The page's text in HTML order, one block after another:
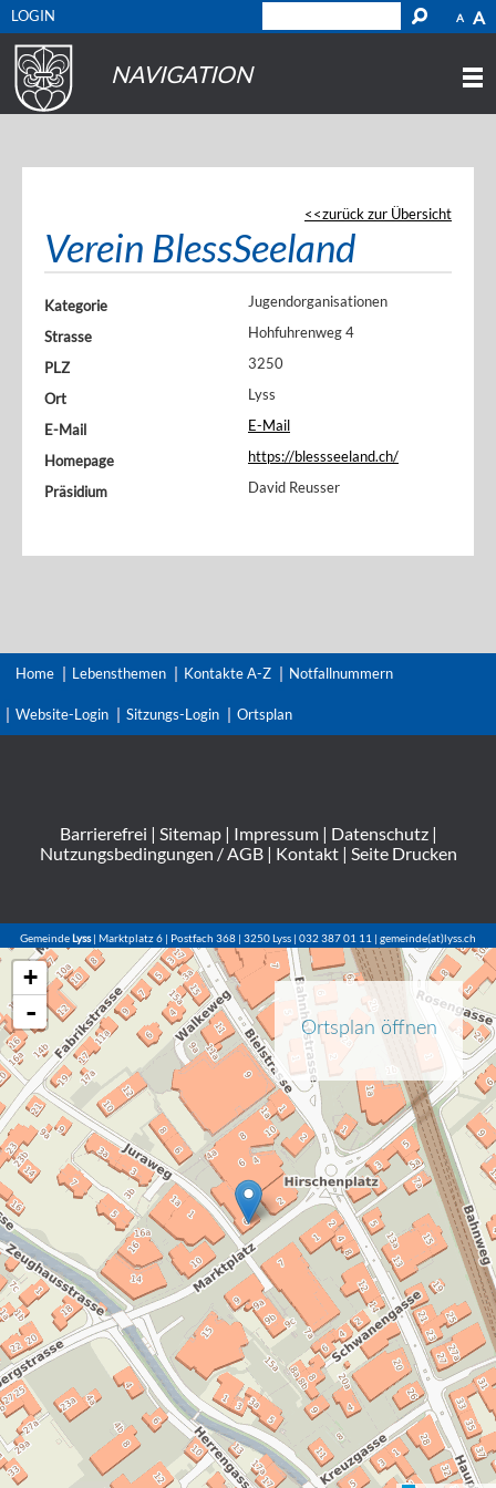
A A
LOGIN
NAVIGATION
zurück zur Übersicht
Verein BlessSeeland
Kategorie
Jugendorganisationen
Strasse
Hohfuhrenweg 4
PLZ
3250
Ort
Lyss
E-Mail
E-Mail
Homepage
https://blessseeland.ch/
Präsidium
David Reusser
Home Lebensthemen Kontakte A-Z Notfallnummern
Website-Login Sitzungs-Login Ortsplan
Barrierefrei | Sitemap| Impressum| Datenschutz|
Nutzungsbedingungen / AGB| Kontakt| Seite Drucken
GemeindeLyss| Marktplatz 6 | Postfach 368 | 3250 Lyss | 032 387 01 11 | gemeinde(at)lyss.ch